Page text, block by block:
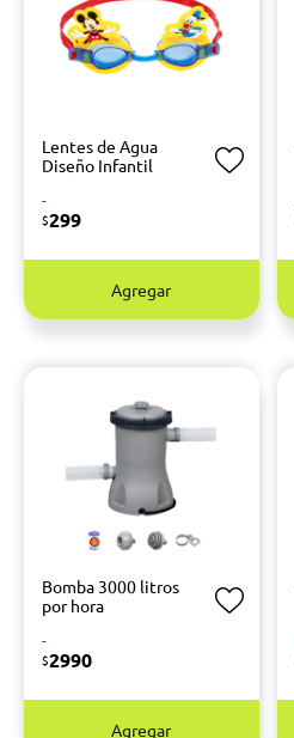
Lentes de Agua
Diseño Infantil
-
$299
Agregar
Bomba 3000 litros
por hora
-
$2990
Agregar